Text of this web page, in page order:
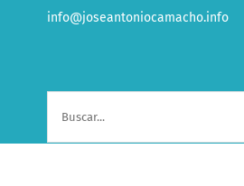
info@joseantoniocamacho.info